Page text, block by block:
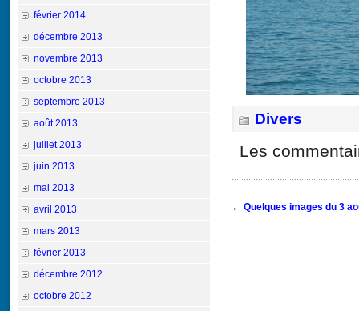
Divers
Les
← Quelques images du 3
février 2014
décembre 2013
novembre 2013
octobre 2013
septembre 2013
août 2013
juillet 2013
juin 2013
mai 2013
avril 2013
mars 2013
février 2013
décembre 2012
octobre 2012